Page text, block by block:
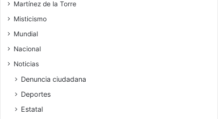
Martínez de la Torre
Misticismo
Mundial
Nacional
Noticias
Denuncia ciudadana
Deportes
Estatal